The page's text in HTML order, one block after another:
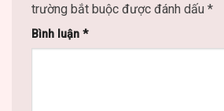
trường bắt buộc được đánh dấu *
Bình luận *